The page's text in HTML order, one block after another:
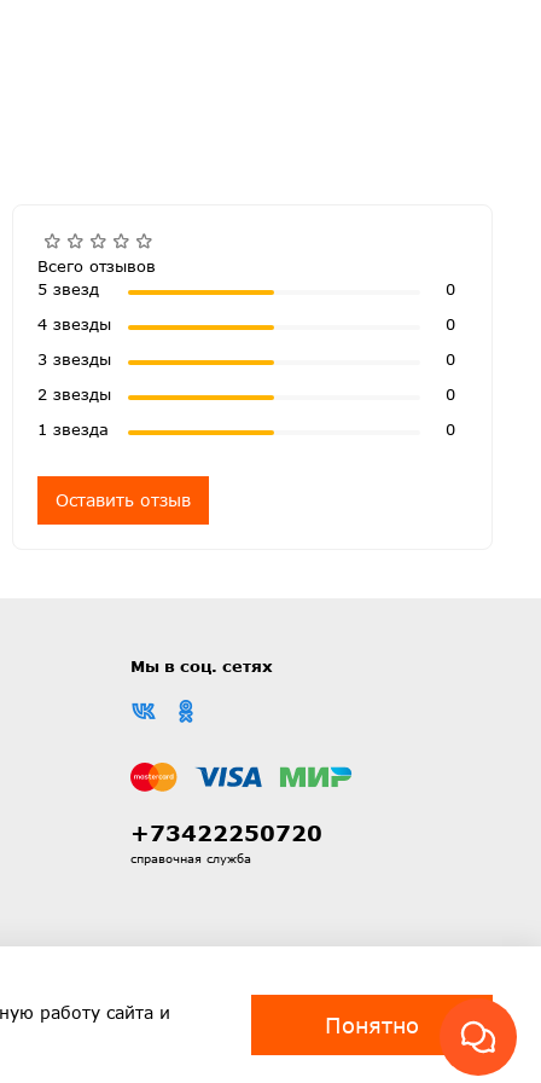
Всего отзывов
5 звезд
0
4 звезды
0
3 звезды
0
2 звезды
0
1 звезда
0
Оставить отзыв
Мы в соц. сетях
+73422250720
справочная служба
работу сайта и
Понятно